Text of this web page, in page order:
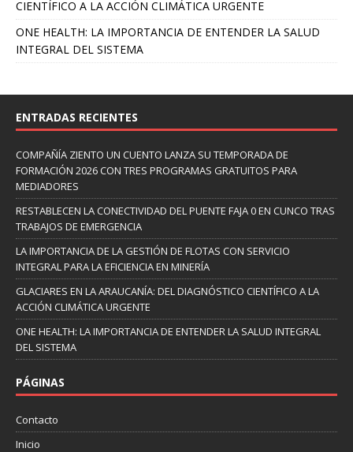
CIENTÍFICO A LA ACCIÓN CLIMÁTICA URGENTE
ONE HEALTH: LA IMPORTANCIA DE ENTENDER LA SALUD
INTEGRAL DEL SISTEMA
ENTRADAS RECIENTES
COMPAÑÍA ZIENTO UN CUENTO LANZA SU TEMPORADA DE
FORMACIÓN 2026 CON TRES PROGRAMAS GRATUITOS PARA
MEDIADORES
RESTABLECEN LA CONECTIVIDAD DEL PUENTE FAJA 0 EN CUNCO TRAS
TRABAJOS DE EMERGENCIA
LA IMPORTANCIA DE LA GESTIÓN DE FLOTAS CON SERVICIO
INTEGRAL PARA LA EFICIENCIA EN MINERÍA
GLACIARES EN LA ARAUCANÍA: DEL DIAGNÓSTICO CIENTÍFICO A LA
ACCIÓN CLIMÁTICA URGENTE
ONE HEALTH: LA IMPORTANCIA DE ENTENDER LA SALUD INTEGRAL
DEL SISTEMA
PÁGINAS
Contacto
Inicio